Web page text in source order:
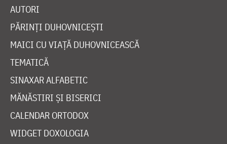
AUTORI
PĂRINȚI DUHOVNICEȘTI
MAICI CU VIAȚĂ DUHOVNICEASCĂ
TEMATICĂ
SINAXAR ALFABETIC
MĂNĂSTIRI ȘI BISERICI
CALENDAR ORTODOX
WIDGET DOXOLOGIA